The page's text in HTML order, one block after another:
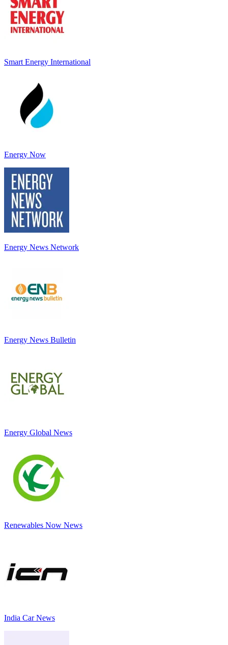
Smart Energy International
Energy Now
Energy News Network
Energy News Bulletin
Energy Global News
Renewables Now News
India Car News